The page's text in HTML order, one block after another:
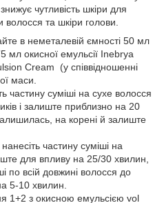
чутливість шкіри для
волосся та шкіри голови.
в неметалевій ємності 50 мл
окисної емульсії Inebrya
Cream (у співвідношенні
маси.
частину суміші на сухе волосся
і залиште приблизно на 20
на корені й залиште
нанесіть частину суміші на
для впливу на 25/30 хвилин,
по всій довжині волосся до
5-10 хвилин.
1+2 з окисною емульсією vol